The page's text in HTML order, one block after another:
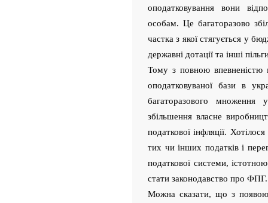
оподатковування вони
особам. Це багаторазово
частка з якої стягується у
державні дотації та інші
Тому з повною
оподатковуваної бази в
багаторазового
збільшення власне
податкової інфляції.
тих чи інших податків і
податкової системи,
стати законодавство про ФПГ.
Можна сказати, що з появою